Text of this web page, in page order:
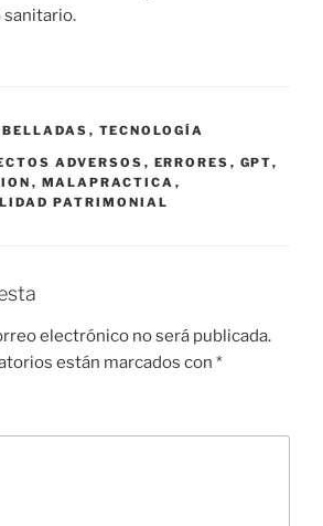
sanitario.
, TECNOLOGÍA
ADVERSOS , ERRORES , GPT,
, MALAPRACTICA ,
PATRIMONIAL
electrónico no será publicada.
están marcados con *